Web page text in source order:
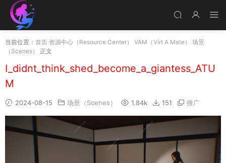
当前位置： 首页 资源中心（Resource Center） VAM（Virt A Mate）
场景
（Scenes）
正文
I_didnt_think_shed_become_a_giantess_ATU
M
2024-08-15 场景（Scenes） 1.84k 151 推广